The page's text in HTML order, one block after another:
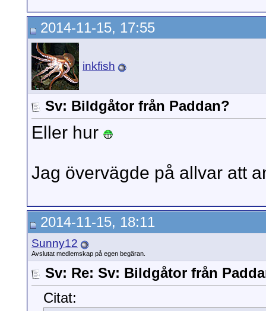
2014-11-15, 17:55
inkfish
Sv: Bildgåtor från Paddan?
Eller hur
Jag övervägde på allvar att
2014-11-15, 18:11
Sunny12
Avslutat medlemskap på egen begäran.
Sv: Re: Sv: Bildgåtor från
Citat: